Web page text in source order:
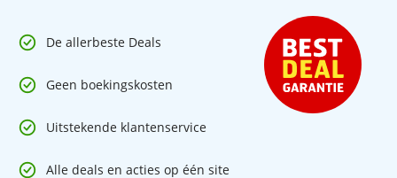
De allerbeste Deals
Geen boekingskosten
Uitstekende klantenservice
Alle deals en acties op één site